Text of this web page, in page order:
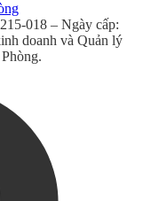
018 – Ngày cấp:
doanh và Quản lý